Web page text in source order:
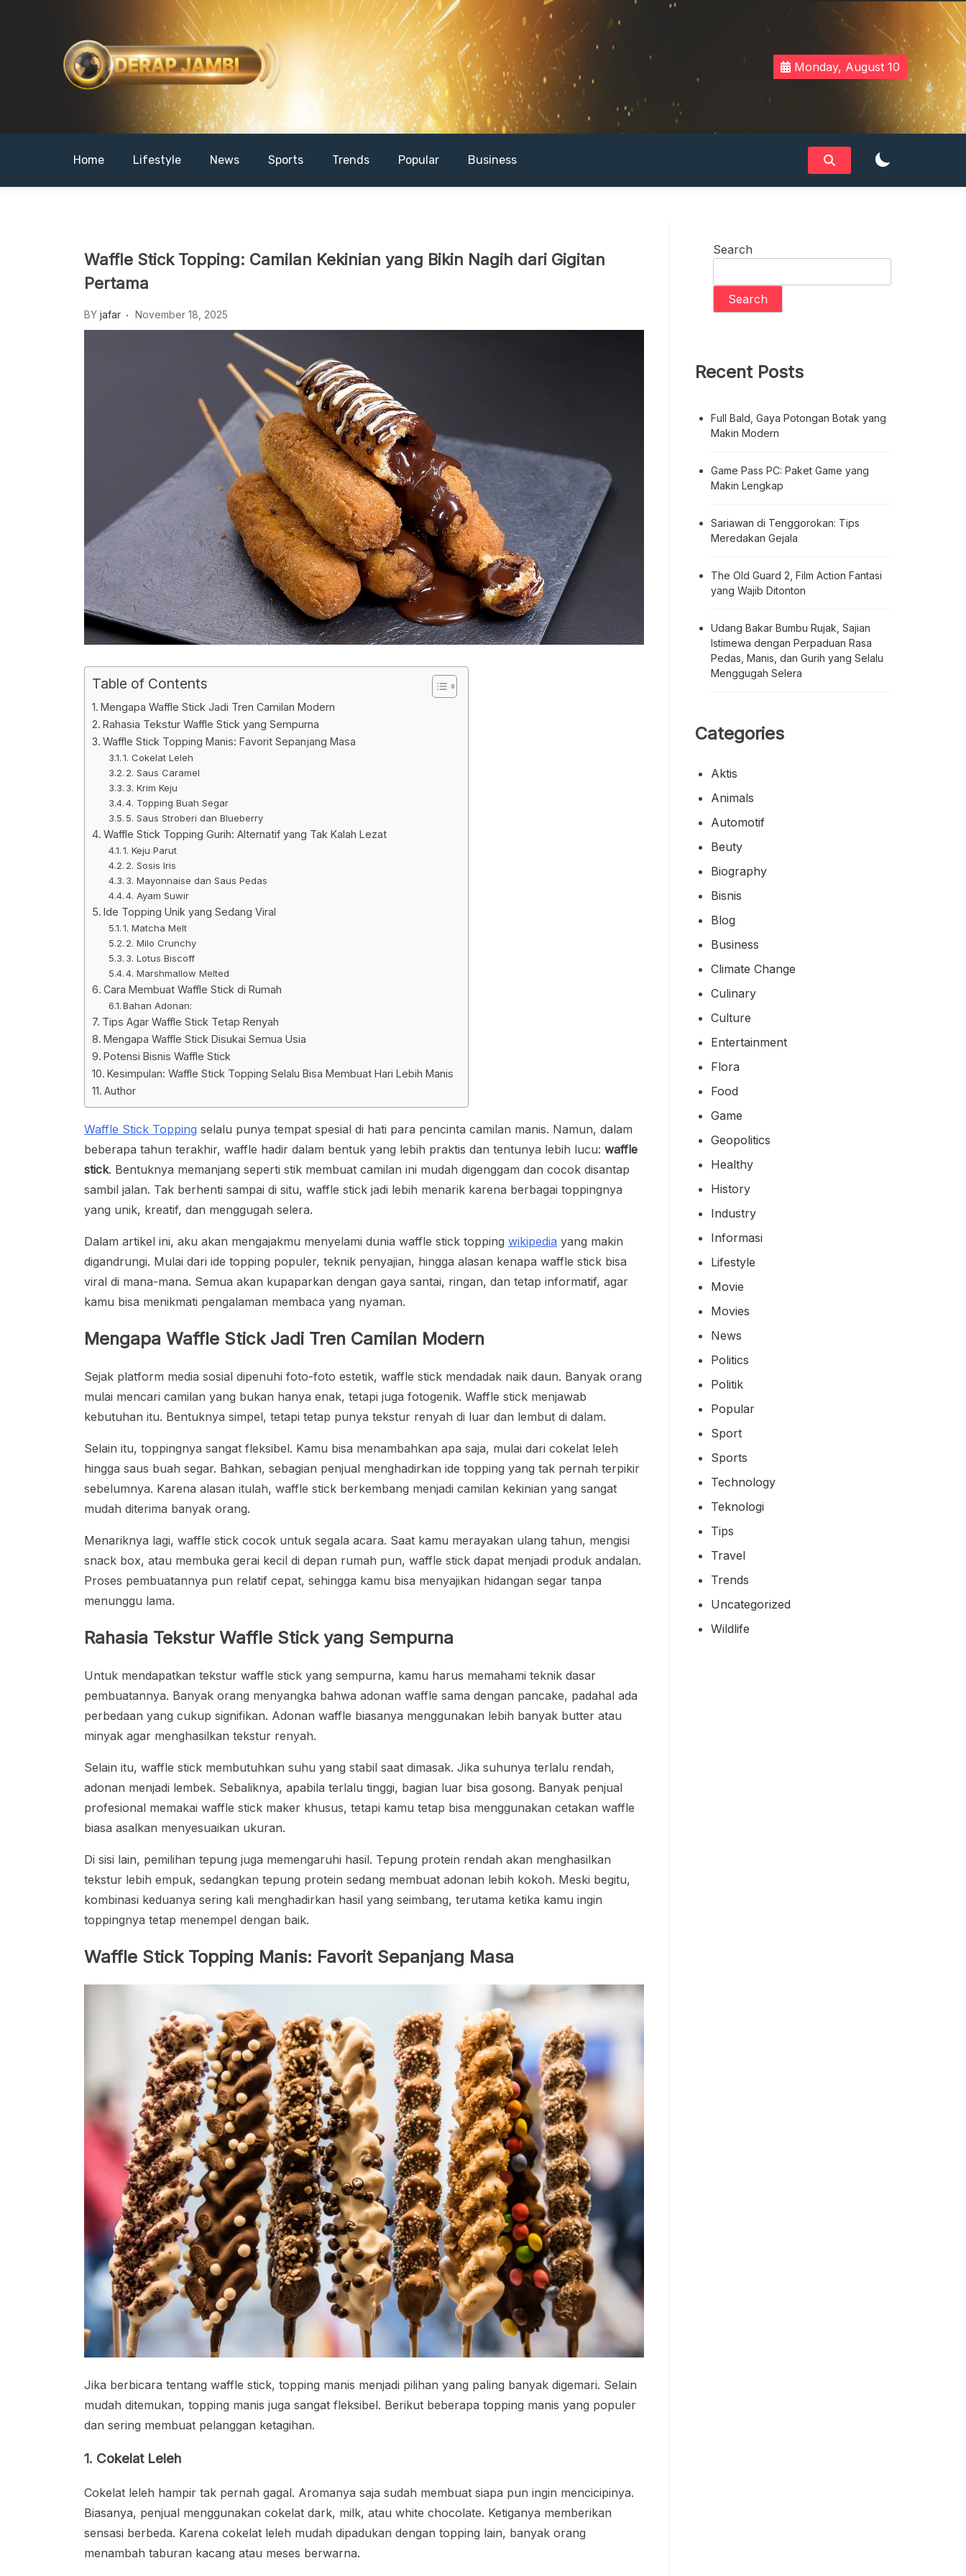
DERAPJAMBI
Monday, August 10
Home Lifestyle News Sports Trends Popular Business
Waffle Stick Topping: Camilan Kekinian yang Bikin Nagih dari Gigitan
Pertama
BY jafar November 18, 2025
Table of Contents
Mengapa Waffle Stick Jadi Tren Camilan Modern
Rahasia Tekstur Waffle Stick yang Sempurna
Waffle Stick Topping Manis: Favorit Sepanjang Masa
1. Cokelat Leleh
2. Saus Caramel
3. Krim Keju
4. Topping Buah Segar
5. Saus Stroberi dan Blueberry
Waffle Stick Topping Gurih: Alternatif yang Tak Kalah Lezat
1. Keju Parut
2. Sosis Iris
3. Mayonnaise dan Saus Pedas
4. Ayam Suwir
Ide Topping Unik yang Sedang Viral
1. Matcha Melt
2. Milo Crunchy
3. Lotus Biscoff
4. Marshmallow Melted
Cara Membuat Waffle Stick di Rumah
Bahan Adonan:
Tips Agar Waffle Stick Tetap Renyah
Mengapa Waffle Stick Disukai Semua Usia
Potensi Bisnis Waffle Stick
Kesimpulan: Waffle Stick Topping Selalu Bisa Membuat Hari Lebih Manis
Author
Waffle Stick Topping selalu punya tempat spesial di hati para pencinta camilan manis. Namun, dalam
beberapa tahun terakhir, waffle hadir dalam bentuk yang lebih praktis dan tentunya lebih lucu: waffle
stick. Bentuknya memanjang seperti stik membuat camilan ini mudah digenggam dan cocok disantap
sambil jalan. Tak berhenti sampai di situ, waffle stick jadi lebih menarik karena berbagai toppingnya
yang unik, kreatif, dan menggugah selera.
Dalam artikel ini, aku akan mengajakmu menyelami dunia waffle stick topping wikipedia yang makin
digandrungi. Mulai dari ide topping populer, teknik penyajian, hingga alasan kenapa waffle stick bisa
viral di mana-mana. Semua akan kupaparkan dengan gaya santai, ringan, dan tetap informatif, agar
kamu bisa menikmati pengalaman membaca yang nyaman.
Mengapa Waffle Stick Jadi Tren Camilan Modern
Sejak platform media sosial dipenuhi foto-foto estetik, waffle stick mendadak naik daun. Banyak orang
mulai mencari camilan yang bukan hanya enak, tetapi juga fotogenik. Waffle stick menjawab
kebutuhan itu. Bentuknya simpel, tetapi tetap punya tekstur renyah di luar dan lembut di dalam.
Selain itu, toppingnya sangat fleksibel. Kamu bisa menambahkan apa saja, mulai dari cokelat leleh
hingga saus buah segar. Bahkan, sebagian penjual menghadirkan ide topping yang tak pernah terpikir
sebelumnya. Karena alasan itulah, waffle stick berkembang menjadi camilan kekinian yang sangat
mudah diterima banyak orang.
Menariknya lagi, waffle stick cocok untuk segala acara. Saat kamu merayakan ulang tahun, mengisi
snack box, atau membuka gerai kecil di depan rumah pun, waffle stick dapat menjadi produk andalan.
Proses pembuatannya pun relatif cepat, sehingga kamu bisa menyajikan hidangan segar tanpa
menunggu lama.
Rahasia Tekstur Waffle Stick yang Sempurna
Untuk mendapatkan tekstur waffle stick yang sempurna, kamu harus memahami teknik dasar
pembuatannya. Banyak orang menyangka bahwa adonan waffle sama dengan pancake, padahal ada
perbedaan yang cukup signifikan. Adonan waffle biasanya menggunakan lebih banyak butter atau
minyak agar menghasilkan tekstur renyah.
Selain itu, waffle stick membutuhkan suhu yang stabil saat dimasak. Jika suhunya terlalu rendah,
adonan menjadi lembek. Sebaliknya, apabila terlalu tinggi, bagian luar bisa gosong. Banyak penjual
profesional memakai waffle stick maker khusus, tetapi kamu tetap bisa menggunakan cetakan waffle
biasa asalkan menyesuaikan ukuran.
Di sisi lain, pemilihan tepung juga memengaruhi hasil. Tepung protein rendah akan menghasilkan
tekstur lebih empuk, sedangkan tepung protein sedang membuat adonan lebih kokoh. Meski begitu,
kombinasi keduanya sering kali menghadirkan hasil yang seimbang, terutama ketika kamu ingin
toppingnya tetap menempel dengan baik.
Waffle Stick Topping Manis: Favorit Sepanjang Masa
Jika berbicara tentang waffle stick, topping manis menjadi pilihan yang paling banyak digemari. Selain
mudah ditemukan, topping manis juga sangat fleksibel. Berikut beberapa topping manis yang populer
dan sering membuat pelanggan ketagihan.
1. Cokelat Leleh
Cokelat leleh hampir tak pernah gagal. Aromanya saja sudah membuat siapa pun ingin mencicipinya.
Biasanya, penjual menggunakan cokelat dark, milk, atau white chocolate. Ketiganya memberikan
sensasi berbeda. Karena cokelat leleh mudah dipadukan dengan topping lain, banyak orang
menambah taburan kacang atau meses berwarna.
Search
Search
Recent Posts
Full Bald, Gaya Potongan Botak yang
Makin Modern
Game Pass PC: Paket Game yang
Makin Lengkap
Sariawan di Tenggorokan: Tips
Meredakan Gejala
The Old Guard 2, Film Action Fantasi
yang Wajib Ditonton
Udang Bakar Bumbu Rujak, Sajian
Istimewa dengan Perpaduan Rasa
Pedas, Manis, dan Gurih yang Selalu
Menggugah Selera
Categories
Aktis
Animals
Automotif
Beuty
Biography
Bisnis
Blog
Business
Climate Change
Culinary
Culture
Entertainment
Flora
Food
Game
Geopolitics
Healthy
History
Industry
Informasi
Lifestyle
Movie
Movies
News
Politics
Politik
Popular
Sport
Sports
Technology
Teknologi
Tips
Travel
Trends
Uncategorized
Wildlife